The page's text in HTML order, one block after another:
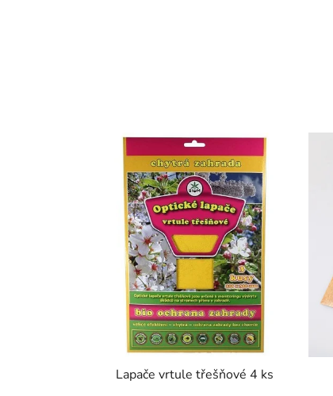
Lapače vrtule třešňové 4 ks